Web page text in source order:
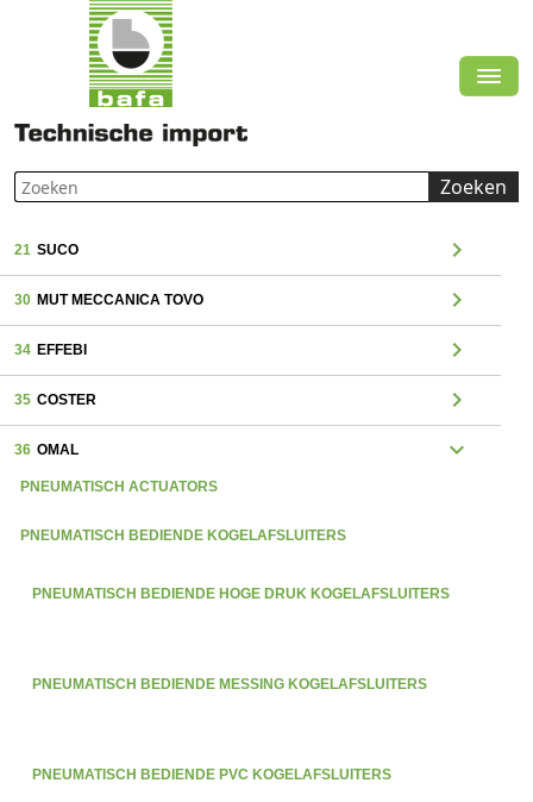
Zoeken
21 SUCO chevron_right
30 MUT MECCANICA TOVO chevron_right
34 EFFEBI chevron_right
35 COSTER chevron_right
36 OMAL expand_more
PNEUMATISCH ACTUATORS
PNEUMATISCH BEDIENDE KOGELAFSLUITERS
PNEUMATISCH BEDIENDE HOGE DRUK KOGELAFSLUITERS
PNEUMATISCH BEDIENDE MESSING KOGELAFSLUITERS
PNEUMATISCH BEDIENDE PVC KOGELAFSLUITERS